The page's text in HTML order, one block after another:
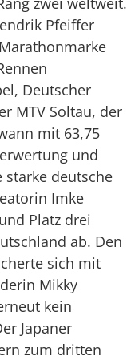
Pfeiffer
Deutscher
MTV Soltau, der
mit 63,75
und
starke deutsche
Imke
Platz drei
ab. Den
sich mit
Mikky
kein
Japaner
zum dritten